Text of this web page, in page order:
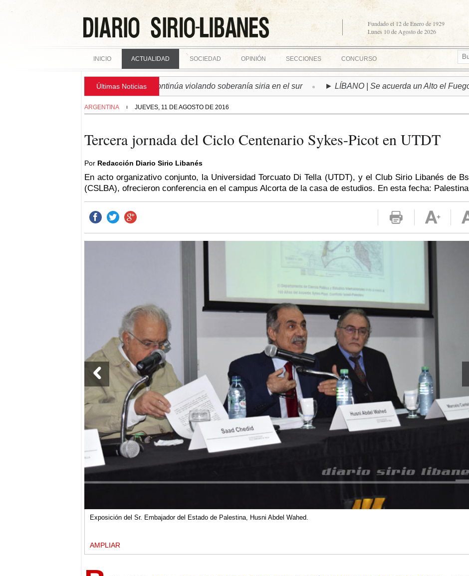
Fundado el 12 de Enero de 1929
Lunes 10 de Agosto de 2026
INICIO ACTUALIDAD SOCIEDAD OPINIÓN SECCIONES CONCURSO
Últimas Noticias
► SIRIA | Régimen israelí continúa violando soberanía siria en el sur ► LÍBANO | Se acuerda un Alto el Fuego
ARGENTINA JUEVES, 11 DE AGOSTO DE 2016
Tercera jornada del Ciclo Centenario Sykes-Picot en UTDT
Por Redacción Diario Sirio Libanés
En acto organizativo conjunto, la Universidad Torcuato Di Tella (UTDT), y el Club Sirio Libanés de
(CSLBA), ofrecieron conferencia en el campus Alcorta de la casa de estudios. En esta fecha:
Exposición del Sr. Embajador del Estado de Palestina, Husni Abdel Wahed.
AMPLIAR